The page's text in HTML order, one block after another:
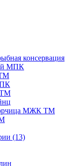
консервация
МПК
ТМ
МЖК ТМ
(13)